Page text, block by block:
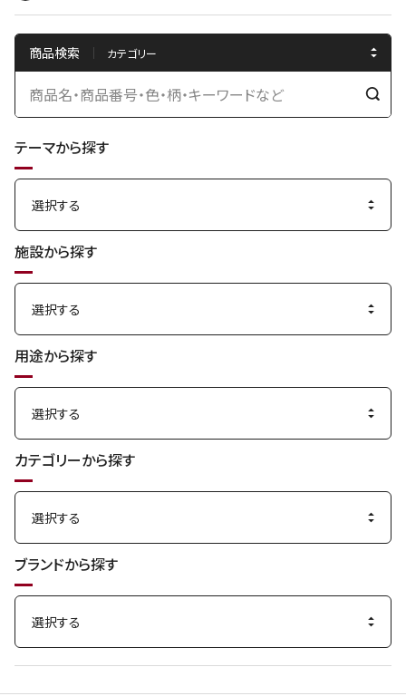
商品検索
検
テーマから探す
施設から探す
用途から探す
カテゴリーから探す
ブランドから探す